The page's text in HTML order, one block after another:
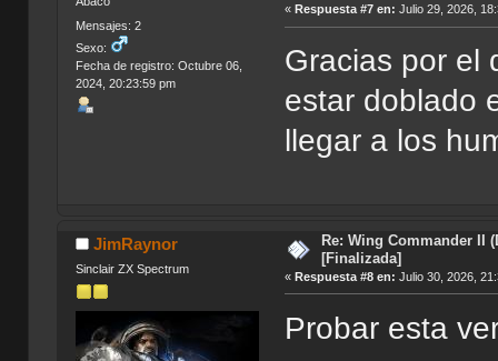
Mensajes: 2
Sexo:
Fecha de registro: Octubre 06,
2024, 20:23:59 pm
«Respuesta #7 en: Julio 29, 2026,
Gracias por el
estar doblado
llegar a los
JimRaynor
Sinclair ZX Spectrum
Re: Wing Commander II
[Finalizada]
«Respuesta #8 en: Julio 30, 2026,
Probar esta